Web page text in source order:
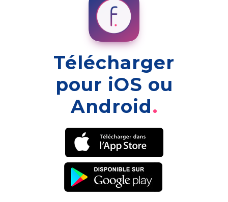
Télécharger
pour iOS ou
Android